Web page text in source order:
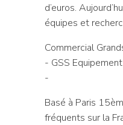
d’euros.
équipes et
Commercial
- GSS
-
Basé à Paris
fréquents sur la